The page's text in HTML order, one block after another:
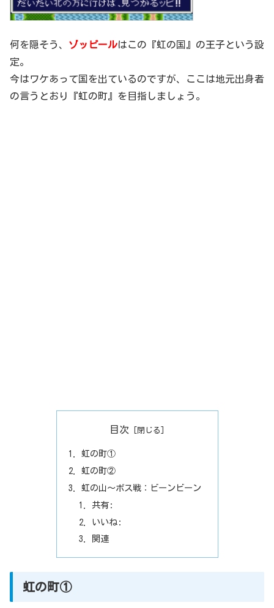
何を隠そう、 ゾッピールはこの『虹の国』の王子という設
定。
今はワケあって国を出ているのですが、ここは地元出身者
の言うとおり『虹の町』を目指しましょう。
目次
虹の町①
虹の町②
虹の山～ボス戦：ビーンビーン
共有:
いいね:
関連
虹の町①